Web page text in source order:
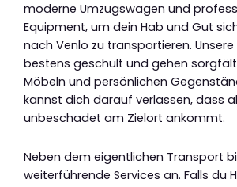
moderne Umzugswagen und
Equipment, um dein Hab und Gut
nach Venlo zu transportieren.
bestens geschult und gehen
Möbeln und persönlichen
kannst dich darauf verlassen, dass
unbeschadet am Zielort ankommt.
Neben dem eigentlichen Transport
weiterführende Services an. Falls du